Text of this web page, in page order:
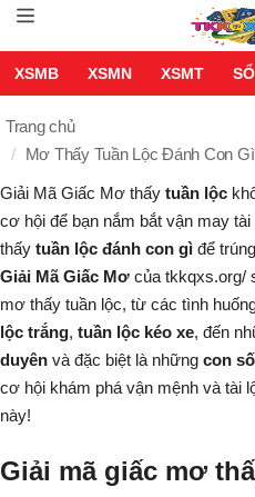
XSMB XSMN XSMT
Trang chủ
Mơ Thấy Tuần Lộc Đánh Con
Giải Mã Giấc Mơ thấy tuần lộc
cơ hội để bạn nắm bắt vận may
thấy tuần lộc đánh con gì để
Giải Mã Giấc Mơ của tkkqxs.org/
mơ thấy tuần lộc, từ các tình
lộc trắng, tuần lộc kéo xe, đến
duyên và đặc biệt là những con
cơ hội khám phá vận mệnh và tài
này!
Giải mã giấc mơ